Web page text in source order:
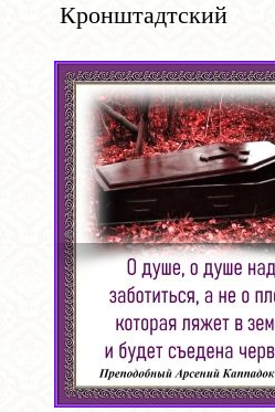
Кронштадтский